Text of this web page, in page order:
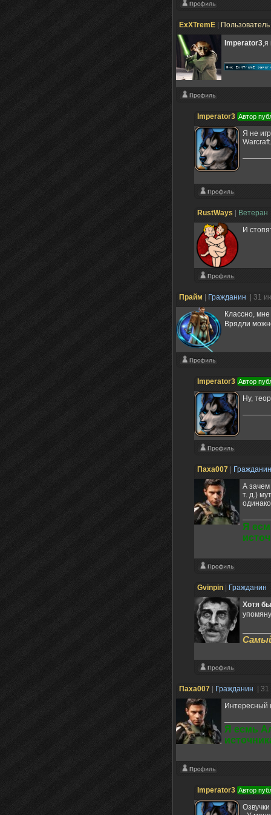
ExXTremE Пользователь
Imperator3,я
Imperator3 Автор
Я не
Warcraft.
RustWays Ветеран
И
Прайм Гражданин
| 31
Классно,
Врядли
Imperator3 Автор
Ну,
Паха007
А зачем
т. д.)
Я
Gvinpin Гражданин
Хотя
Паха007 Гражданин
|
Интересный
Я есмь
Imperator3 Автор